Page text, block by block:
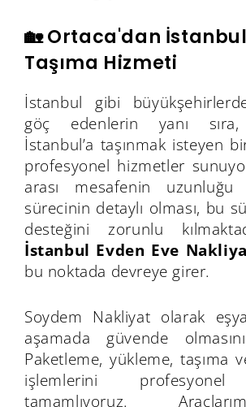
🏡 Ortaca'dan
Taşıma Hizmeti
İstanbul gibi
göç edenlerin yanı sıra,
İstanbul’a taşınmak isteyen
profesyonel hizmetler
arası mesafenin uzunluğu
sürecinin detaylı olması, bu
desteğini zorunlu
İstanbul Evden Eve
bu noktada devreye girer.
Soydem Nakliyat olarak
aşamada güvende
Paketleme, yükleme, taşıma
işlemlerini profesyonel
tamamlıyoruz.